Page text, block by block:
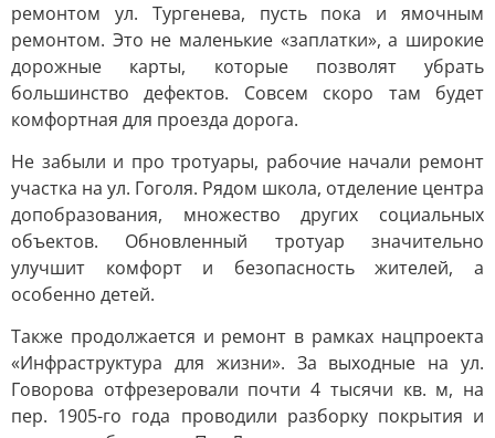
ремонтом ул. Тургенева, пусть пока и ямочным
ремонтом. Это не маленькие «заплатки», а широкие
дорожные карты, которые позволят убрать
большинство дефектов. Совсем скоро там будет
комфортная для проезда дорога.
Не забыли и про тротуары, рабочие начали ремонт
участка на ул. Гоголя. Рядом школа, отделение центра
допобразования, множество других социальных
объектов. Обновленный тротуар значительно
улучшит комфорт и безопасность жителей, а
особенно детей.
Также продолжается и ремонт в рамках нацпроекта
«Инфраструктура для жизни». За выходные на ул.
Говорова отфрезеровали почти 4 тысячи кв. м, на
пер. 1905-го года проводили разборку покрытия и